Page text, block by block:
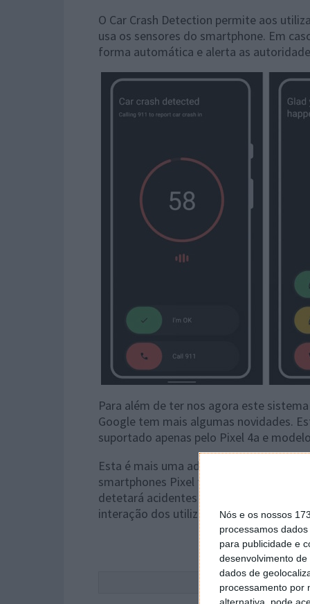
Nós e os nossos
processamos
para publicidade e
desenvolvimento de
dados de
processamento por
O Car Crash Detection permite aos
usa os sensores do smartphone. Em
forma automática e alerta as
Para além de ter nos agora este
Google tem mais algumas novidades.
suportado apenas pelo Pixel 4a e
Esta é mais uma adição importante a
smartphones Pixel ficam mais focados
detetará acidentes e ajudará a salvar
interação dos utilizadores.